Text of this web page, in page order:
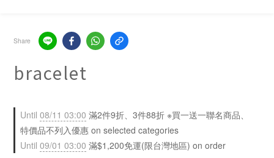
Share
bracelet
Until 08/11 03:00 滿2件9折、3件88折 ※買一送一聯名商品、
特價品不列入優惠 on selected categories
Until 09/01 03:00 滿$1,200免運(限台灣地區) on order